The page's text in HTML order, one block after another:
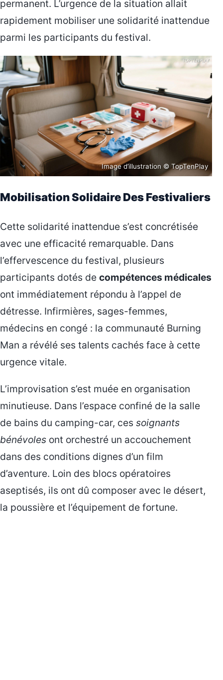
permanent. L’urgence de la situation allait
rapidement mobiliser une solidarité inattendue
parmi les participants du festival.
Image d’illustration © TopTenPlay
Mobilisation Solidaire Des Festivaliers
Cette solidarité inattendue s’est concrétisée
avec une efficacité remarquable. Dans
l’effervescence du festival, plusieurs
participants dotés de compétences médicales
ont immédiatement répondu à l’appel de
détresse. Infirmières, sages-femmes,
médecins en congé : la communauté Burning
Man a révélé ses talents cachés face à cette
urgence vitale.
L’improvisation s’est muée en organisation
minutieuse. Dans l’espace confiné de la salle
de bains du camping-car, ces soignants
bénévoles ont orchestré un accouchement
dans des conditions dignes d’un film
d’aventure. Loin des blocs opératoires
aseptisés, ils ont dû composer avec le désert,
la poussière et l’équipement de fortune.